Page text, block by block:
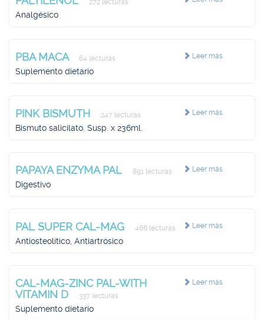
272 lecturas
Analgésico
Leer más
PBA MACA 64 lecturas
Suplemento dietario
Leer más
PINK BISMUTH 247 lecturas
Bismuto salicilato. Susp. x 236ml.
Leer más
PAPAYA ENZYMA PAL 891 lecturas
Digestivo
Leer más
PAL SUPER CAL-MAG 466 lecturas
Antiosteolítico, Antiartrósico
Leer más
CAL-MAG-ZINC PAL-WITH
VITAMIN D
337 lecturas
Suplemento dietario